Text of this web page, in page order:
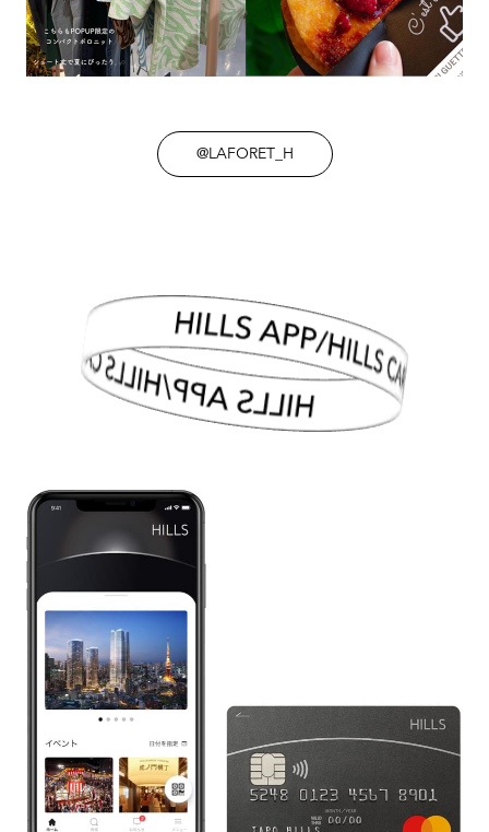
@LAFORET_H
HILLS APP/HILLS CARD